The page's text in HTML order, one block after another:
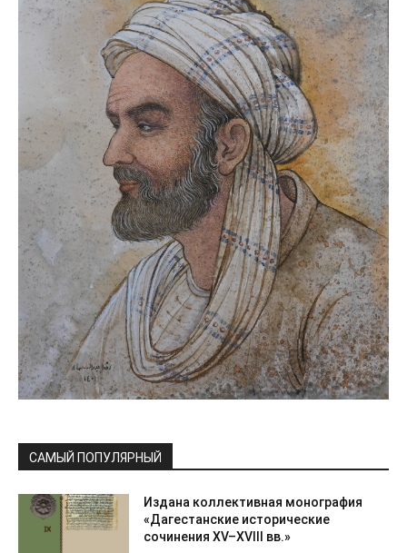
САМЫЙ ПОПУЛЯРНЫЙ
Издана коллективная монография
«Дагестанские исторические
сочинения XV–XVIII вв.»